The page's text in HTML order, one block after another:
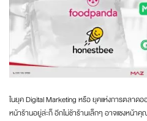
ในยุค Digital Marketing หรือ ยุคแห่งการตลาด
หน้าร้านอยู่ล่ะก็ อีกไม่ช้าร้านเล็กๆ อาจแซงหน้าคุ